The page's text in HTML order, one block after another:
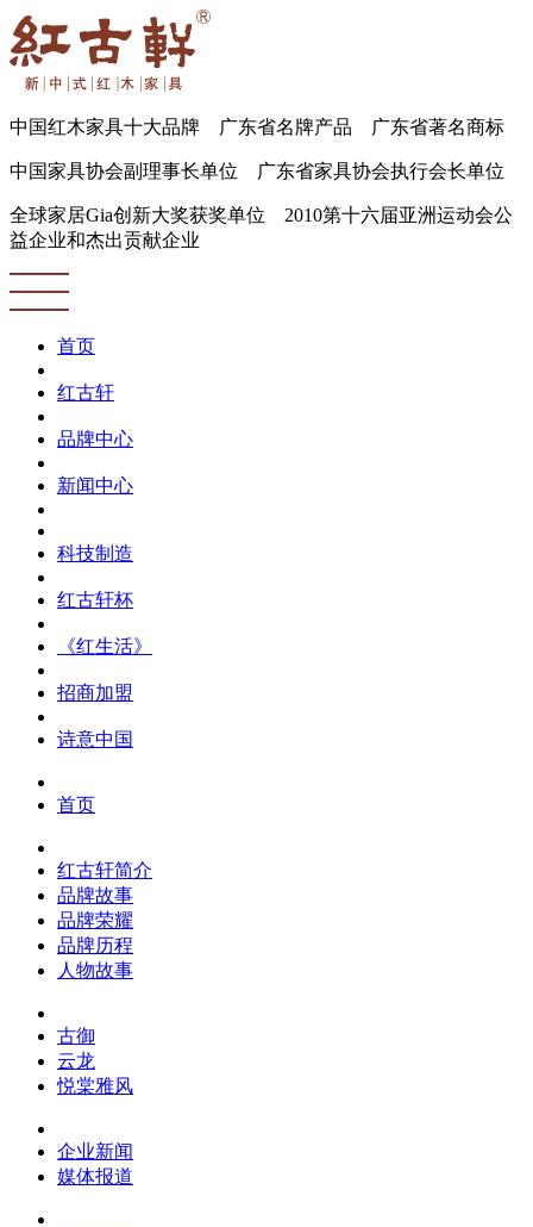
中国红木家具十大品牌 广东省名牌产品 广东省著名商标
中国家具协会副理事长单位 广东省家具协会执行会长单位
全球家居Gia创新大奖获奖单位 2010第十六届亚洲运动会公
益企业和杰出贡献企业
首页
红古轩
品牌中心
新闻中心
科技制造
红古轩杯
《红生活》
招商加盟
诗意中国
首页
红古轩简介
品牌故事
品牌荣耀
品牌历程
人物故事
古御
云龙
悦棠雅风
企业新闻
媒体报道